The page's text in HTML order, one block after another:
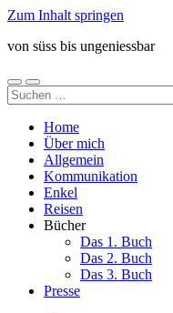
Zum Inhalt springen
von süss bis ungeniessbar
Mobile-
Menü
Suchfeld
ein-/ausblenden
Suchen
nach:
Home
Über mich
Allgemein
Kommunikation
Enkel
Reisen
Bücher
Das 1. Buch
Das 2. Buch
Das 3. Buch
Presse